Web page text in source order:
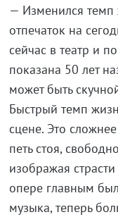
— Изменился темп
отпечаток на
сейчас в театр и
показана 50 лет
может быть
Быстрый темп
сцене. Это
петь стоя,
изображая
опере главным
музыка, теперь